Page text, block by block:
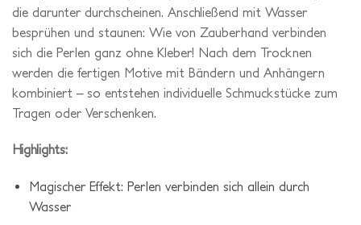
die darunter durchscheinen. Anschließend mit Wasser
besprühen und staunen: Wie von Zauberhand verbinden
sich die Perlen ganz ohne Kleber! Nach dem Trocknen
werden die fertigen Motive mit Bändern und Anhängern
kombiniert – so entstehen individuelle Schmuckstücke zum
Tragen oder Verschenken.
Highlights:
Magischer Effekt: Perlen verbinden sich allein durch
Wasser